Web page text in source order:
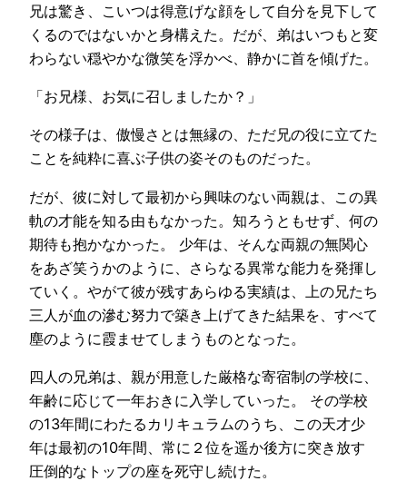
兄は驚き、こいつは得意げな顔をして自分を見下して
くるのではないかと身構えた。だが、弟はいつもと変
わらない穏やかな微笑を浮かべ、静かに首を傾げた。
「お兄様、お気に召しましたか？」
その様子は、傲慢さとは無縁の、ただ兄の役に立てた
ことを純粋に喜ぶ子供の姿そのものだった。
だが、彼に対して最初から興味のない両親は、この異
軌の才能を知る由もなかった。知ろうともせず、何の
期待も抱かなかった。 少年は、そんな両親の無関心
をあざ笑うかのように、さらなる異常な能力を発揮し
ていく。やがて彼が残すあらゆる実績は、上の兄たち
三人が血の滲む努力で築き上げてきた結果を、すべて
塵のように霞ませてしまうものとなった。
四人の兄弟は、親が用意した厳格な寄宿制の学校に、
年齢に応じて一年おきに入学していった。 その学校
の13年間にわたるカリキュラムのうち、この天才少
年は最初の10年間、常に２位を遥か後方に突き放す
圧倒的なトップの座を死守し続けた。